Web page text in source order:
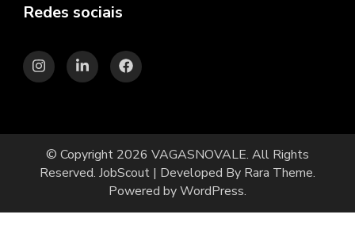
Redes sociais
© Copyright 2026 VAGASNOVALE. All Rights
Reserved. JobScout | Developed By Rara Theme.
Powered byWordPress.